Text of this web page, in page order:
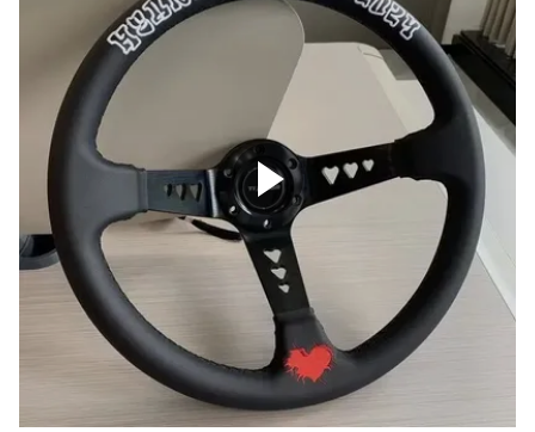
Transmission
Des spoilers
Couvertures pour voitures
Soutiens-gorge pour voiture
Cornes sur mesure
Enveloppes pour voitures